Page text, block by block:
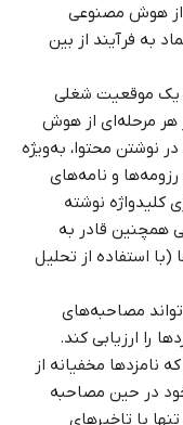
از هوش مصنوعی
به فرآیند از بین
یک موقعیت شغلی
هر مرحله‌ای از هوش
نوشتن محتوا، به‌ویژه
و نامه‌های
کلیدواژه نوشته
قادر به
(با استفاده از تحلیل
مصاحبه‌های
را ارزیابی کند.
نامزدها مخفیانه از
در حین مصاحبه
با تاخیرهای